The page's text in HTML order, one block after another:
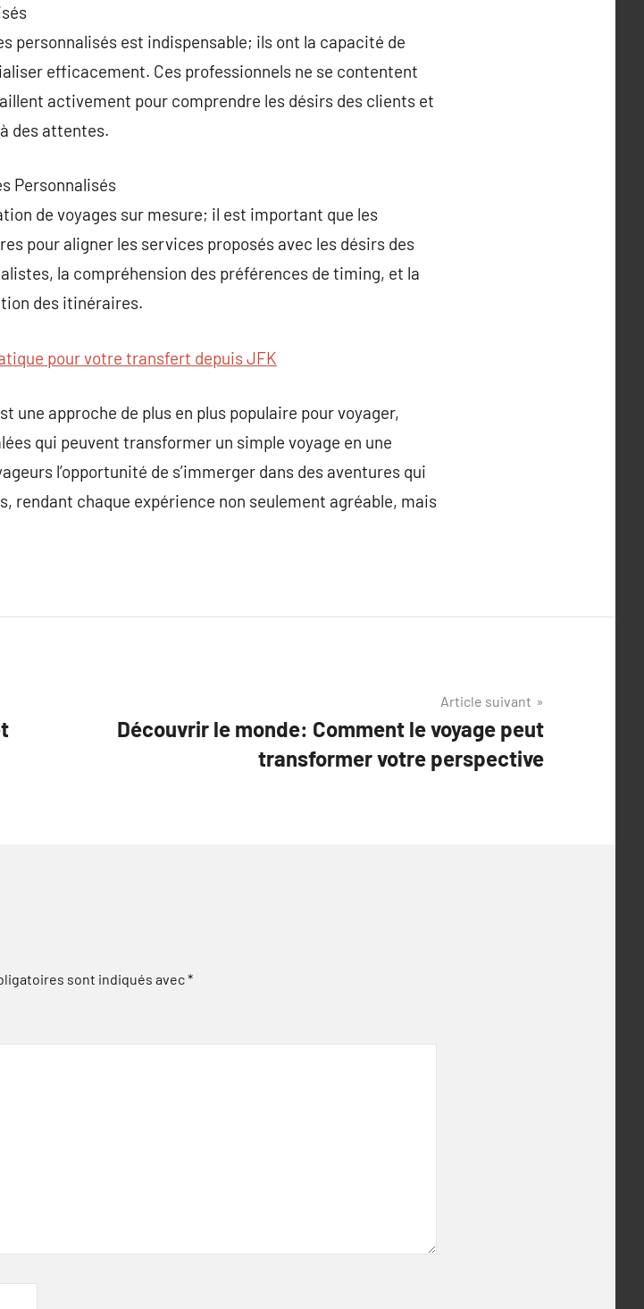
personnalisés est indispensable; ils ont la capacité de
efficacement. Ces professionnels ne se contentent
activement pour comprendre les désirs des clients et
des attentes.
Personnalisés
de voyages sur mesure; il est important que les
pour aligner les services proposés avec les désirs des
la compréhension des préférences de timing, et la
des itinéraires.
pour votre transfert depuis JFK
une approche de plus en plus populaire pour voyager,
qui peuvent transformer un simple voyage en une
l’opportunité de s’immerger dans des aventures qui
rendant chaque expérience non seulement agréable, mais
Article suivant
Découvrir le monde: Comment le voyage peut
transformer votre perspective
sont indiqués avec*